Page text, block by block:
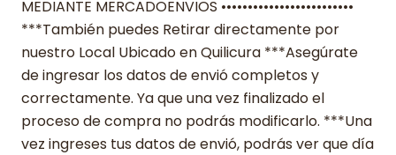
MEDIANTE MERCADOENVIOS •••••••••••••••••••••••••
***También puedes Retirar directamente por
nuestro Local Ubicado en Quilicura ***Asegúrate
de ingresar los datos de envió completos y
correctamente. Ya que una vez finalizado el
proceso de compra no podrás modificarlo. ***Una
vez ingreses tus datos de envió, podrás ver que día